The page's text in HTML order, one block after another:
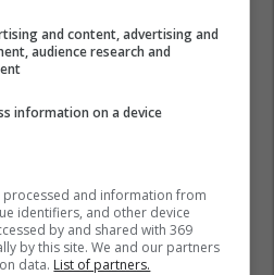
and content, advertising and
audience research and
information on a device
and information from
identifiers, and other device
by and shared with 369
by this site. We and our partners
data. List of partners.